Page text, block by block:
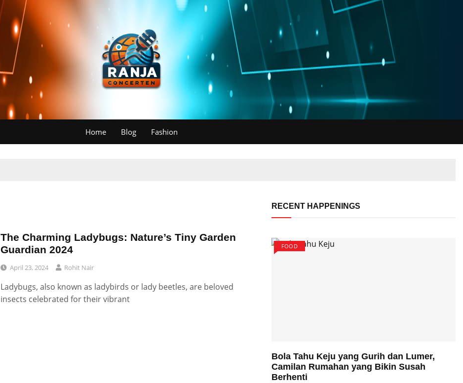
Home Blog Fashion
The Charming Ladybugs: Nature’s Tiny Garden
Guardian 2024
April 23, 2024 Rohit Nair
Ladybugs, also known as ladybirds or lady beetles, are beloved
insects celebrated for their vibrant
RECENT HAPPENINGS
FOOD
Bola Tahu Keju yang Gurih dan Lumer,
Camilan Rumahan yang Bikin Susah
Berhenti